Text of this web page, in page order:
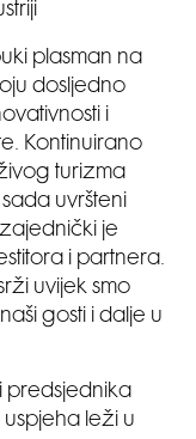
plasman na
dosljedno
i
Kontinuirano
turizma
uvršteni
je
i partnera.
uvijek smo
gosti i dalje u
predsjednika
leži u